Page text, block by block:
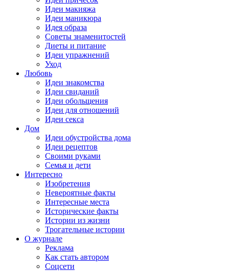
Идеи макияжа
Идеи маникюра
Идея образа
Советы знаменитостей
Диеты и питание
Идеи упражнений
Уход
Любовь
Идеи знакомства
Идеи свиданий
Идеи обольщения
Идеи для отношений
Идеи секса
Дом
Идеи обустройства дома
Идеи рецептов
Своими руками
Семья и дети
Интересно
Изобретения
Невероятные факты
Интересные места
Исторические факты
Истории из жизни
Трогательные истории
О журнале
Реклама
Как стать автором
Соцсети